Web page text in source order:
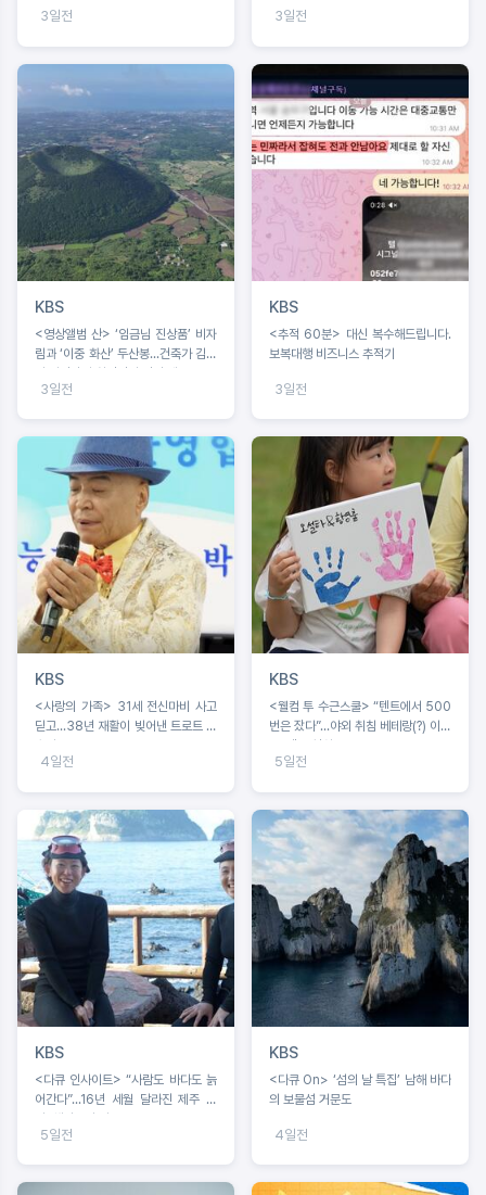
기 조명
3일전 3일전
KBS
<영상앨범 산> ‘임금님 진상품’ 비자
림과 ‘이중 화산’ 두산봉...건축가 김호
민·사진작가 최경진이 만난 제주
3일전
KBS
<추적 60분> 대신 복수해드립니다.
보복대행 비즈니스 추적기
3일전
KBS
<사랑의 가족> 31세 전신마비 사고
딛고...38년 재활이 빚어낸 트로트 가
4일전
KBS
<웰컴 투 수근스쿨> “텐트에서 500
번은 잤다”...야외 취침 베테랑(?) 이수
5일전
KBS
<다큐 인사이트> “사람도 바다도 늙
어간다”...16년 세월 달라진 제주 바
다, 해녀들의 기록
5일전
KBS
<다큐 On> ‘섬의 날 특집’ 남해 바다
의 보물섬 거문도
4일전